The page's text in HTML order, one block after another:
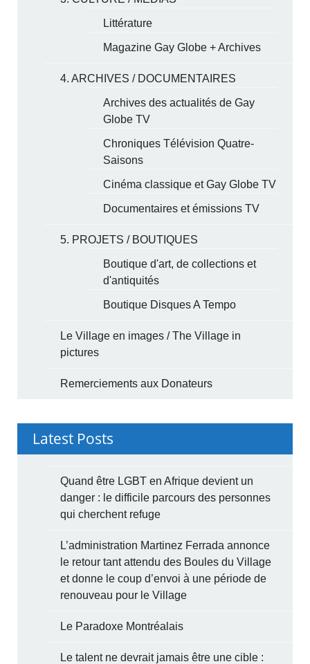
Littérature
Magazine Gay Globe + Archives
4. ARCHIVES / DOCUMENTAIRES
Archives des actualités de Gay
Globe TV
Chroniques Télévision Quatre-
Saisons
Cinéma classique et Gay Globe TV
Documentaires et émissions TV
5. PROJETS / BOUTIQUES
Boutique d'art, de collections et
d'antiquités
Boutique Disques A Tempo
Le Village en images / The Village in
pictures
Remerciements aux Donateurs
Latest Posts
Quand être LGBT en Afrique devient un
danger : le difficile parcours des personnes
qui cherchent refuge
L’administration Martinez Ferrada annonce
le retour tant attendu des Boules du Village
et donne le coup d’envoi à une période de
renouveau pour le Village
Le Paradoxe Montréalais
Le talent ne devrait jamais être une cible :